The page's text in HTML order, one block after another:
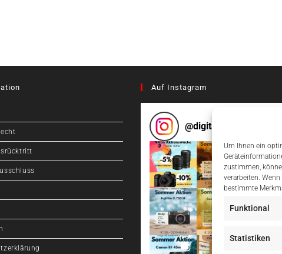
Um Ihnen ein
zustimmen,
verarbeiten.
bestimmte
Funktional
Statistiken
Auf Instagram
@digitalcameragraz